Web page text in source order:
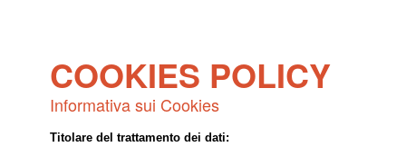
COOKIES POLICY
Informativa sui Cookies
Titolare del trattamento dei dati: